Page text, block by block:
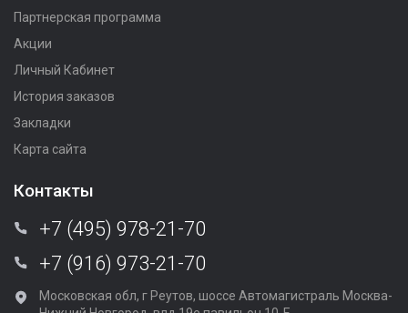
Партнерская программа
Акции
Личный Кабинет
История заказов
Закладки
Карта сайта
Контакты
+7 (495) 978-21-70
+7 (916) 973-21-70
Московская обл, г Реутов, шоссе Автомагистраль Москва-